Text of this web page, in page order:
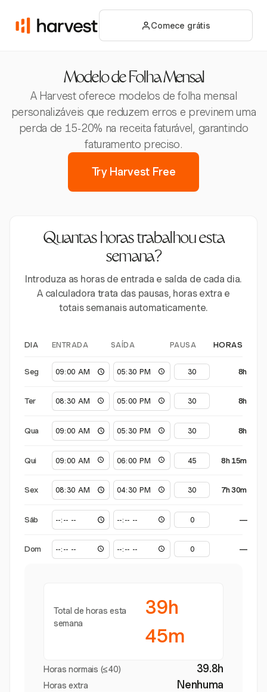
Comece grátis
Modelo de Folha Mensal
A Harvest oferece modelos de folha mensal
personalizáveis que reduzem erros e previnem uma
perda de 15-20% na receita faturável, garantindo
faturamento preciso.
Try Harvest Free
Quantas horas trabalhou esta
semana?
Introduza as horas de entrada e saída de cada dia.
A calculadora trata das pausas, horas extra e
totais semanais automaticamente.
DIA ENTRADA SAÍDA PAUSA HORAS
Seg 8h
Ter 8h
Qua 8h
Qui 8h 15m
Sex 7h 30m
Sáb —
Dom —
Total de horas esta
semana
39h
45m
Horas normais (≤40) 39.8h
Horas extra Nenhuma